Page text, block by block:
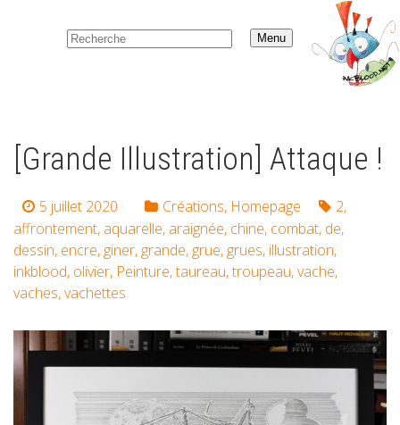
Menu
[Grande Illustration] Attaque !
5 juillet 2020 Créations, Homepage 2,
affrontement, aquarelle, araignée, chine, combat, de,
dessin, encre, giner, grande, grue, grues, illustration,
inkblood, olivier, Peinture,taureau,troupeau,vache,
vaches,vachettes